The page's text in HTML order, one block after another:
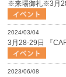
※来場御礼※3月
2024/03/04
3月28-29日 『
2023/06/08